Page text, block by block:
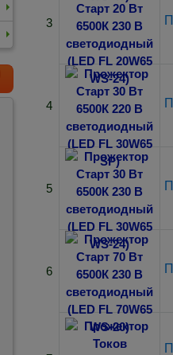
3
4
5
6